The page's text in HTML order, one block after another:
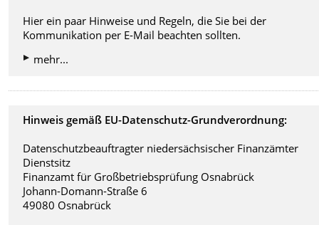
Hier ein paar Hinweise und Regeln, die Sie bei der
Kommunikation per E-Mail beachten sollten.
mehr...
Hinweis gemäß EU-Datenschutz-Grundverordnung:
Datenschutzbeauftragter niedersächsischer Finanzämter
Dienstsitz
Finanzamt für Großbetriebsprüfung Osnabrück
Johann-Domann-Straße 6
49080 Osnabrück